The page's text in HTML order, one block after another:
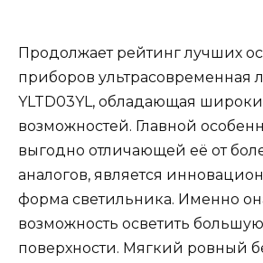
Продолжает рейтинг лучших
приборов ультрасовременная
YLTD03YL, обладающая
возможностей. Главной
выгодно отличающей её от
аналогов, является
форма светильника. Именно
возможность осветить большую
поверхности. Мягкий ровный